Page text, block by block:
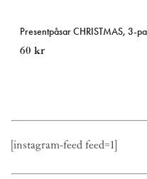
Presentpåsar CHRISTMAS, 3-
60 kr
[instagram-feed feed=1]